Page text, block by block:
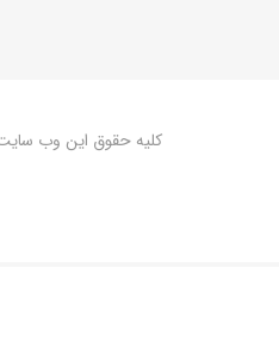
کلیه حقوق این وب